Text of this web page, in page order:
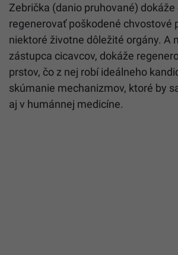
Zebrička (danio pruhované) dokáže
regenerovať poškodené chvostové
niektoré životne dôležité orgány. A
zástupca cicavcov, dokáže
prstov, čo z nej robí ideálneho
skúmanie mechanizmov, ktoré by
aj v humánnej medicíne.